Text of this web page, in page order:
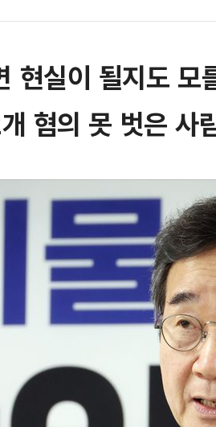
현실이 될지도 모
혐의 못 벗은 사